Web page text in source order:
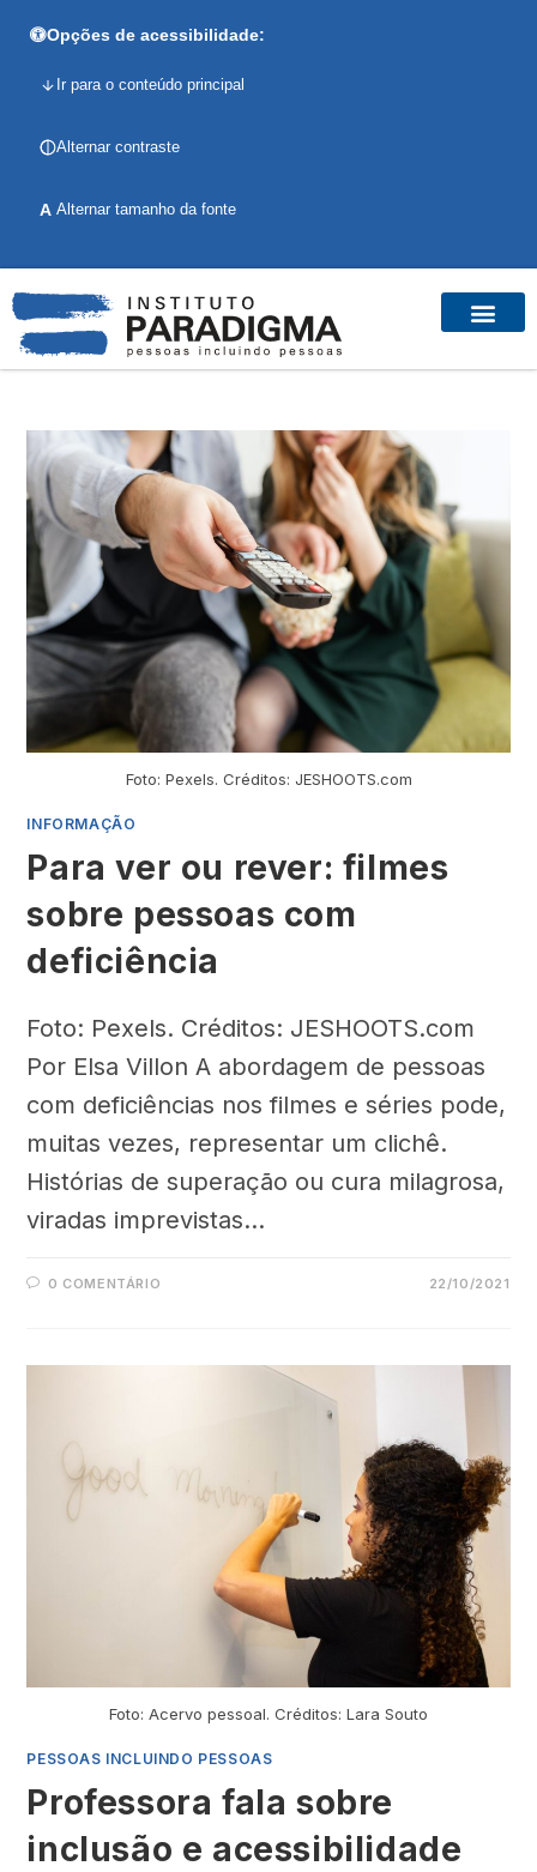
Opções de acessibilidade:
Ir para o conteúdo principal
Alternar contraste
A Alternar tamanho da fonte
Foto: Pexels. Créditos: JESHOOTS.com
INFORMAÇÃO
Para ver ou rever: filmes
sobre pessoas com
deficiência
Foto: Pexels. Créditos: JESHOOTS.com
Por Elsa Villon A abordagem de pessoas
com deficiências nos filmes e séries pode,
muitas vezes, representar um clichê.
Histórias de superação ou cura milagrosa,
viradas imprevistas…
0 COMENTÁRIO 22/10/2021
Foto: Acervo pessoal. Créditos: Lara Souto
PESSOAS INCLUINDO PESSOAS
Professora fala sobre
inclusão e acessibilidade